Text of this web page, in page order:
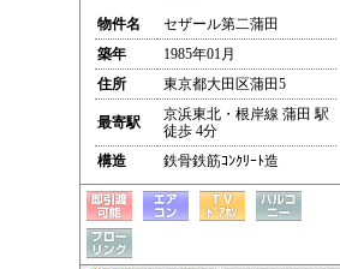
物件名
セザール第二蒲田
築年
1985年01月
住所
東京都大田区蒲田5
最寄駅
京浜東北・根岸線 蒲田 駅
徒歩 4分
構造
鉄骨鉄筋ｺﾝｸﾘｰﾄ造